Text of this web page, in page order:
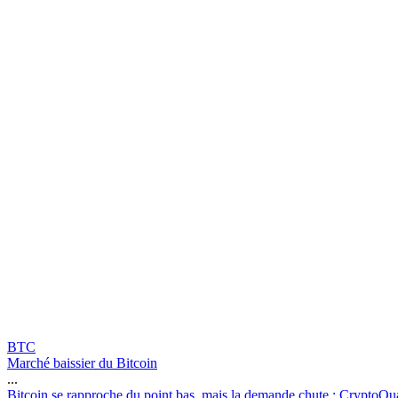
BTC
Marché baissier du Bitcoin
...
Bitcoin se rapproche du point bas, mais la demande chute : CryptoQu